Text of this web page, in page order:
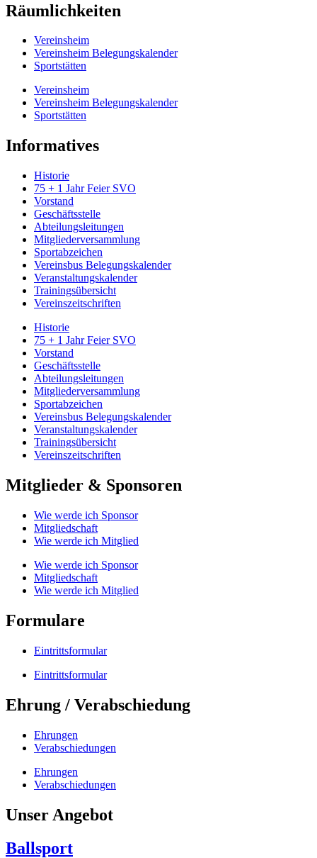
Räumlichkeiten
Vereinsheim
Vereinsheim Belegungskalender
Sportstätten
Vereinsheim
Vereinsheim Belegungskalender
Sportstätten
Informatives
Historie
75 + 1 Jahr Feier SVO
Vorstand
Geschäftsstelle
Abteilungsleitungen
Mitgliederversammlung
Sportabzeichen
Vereinsbus Belegungskalender
Veranstaltungskalender
Trainingsübersicht
Vereinszeitschriften
Historie
75 + 1 Jahr Feier SVO
Vorstand
Geschäftsstelle
Abteilungsleitungen
Mitgliederversammlung
Sportabzeichen
Vereinsbus Belegungskalender
Veranstaltungskalender
Trainingsübersicht
Vereinszeitschriften
Mitglieder & Sponsoren
Wie werde ich Sponsor
Mitgliedschaft
Wie werde ich Mitglied
Wie werde ich Sponsor
Mitgliedschaft
Wie werde ich Mitglied
Formulare
Eintrittsformular
Eintrittsformular
Ehrung / Verabschiedung
Ehrungen
Verabschiedungen
Ehrungen
Verabschiedungen
Unser Angebot
Ballsport